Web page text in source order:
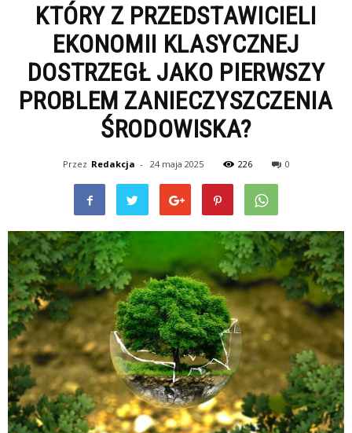
KTÓRY Z PRZEDSTAWICIELI
EKONOMII KLASYCZNEJ
DOSTRZEGŁ JAKO PIERWSZY
PROBLEM ZANIECZYSZCZENIA
ŚRODOWISKA?
Przez Redakcja - 24 maja 2025 226 0